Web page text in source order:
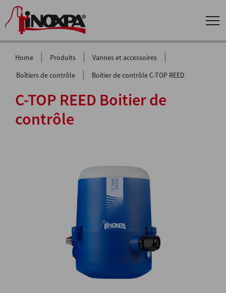
Home | Produits | Vannes et accessoires |
Boîtiers de contrôle | Boitier de contrôle C-TOP REED
C-TOP REED Boitier de
contrôle